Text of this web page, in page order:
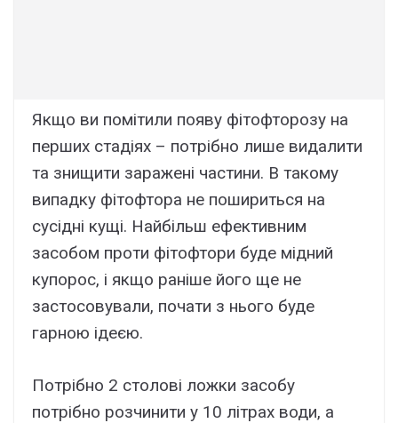
Якщо ви помітили появу фітофторозу на
перших стадіях – потрібно лише видалити
та знищити заражені частини. В такому
випадку фітофтора не пошириться на
сусідні кущі. Найбільш ефективним
засобом проти фітофтори буде мідний
купорос, і якщо раніше його ще не
застосовували, почати з нього буде
гарною ідеєю.
Потрібно 2 столові ложки засобу
потрібно розчинити у 10 літрах води, а